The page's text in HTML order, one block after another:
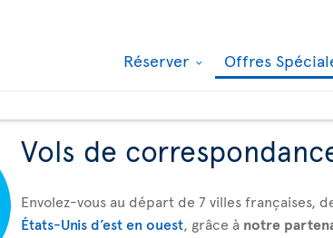
Réserver Offres
Vols de
Envolez-vous au départ de 7 villes françaises,
États-Unis d’est en ouest, grâce à notre